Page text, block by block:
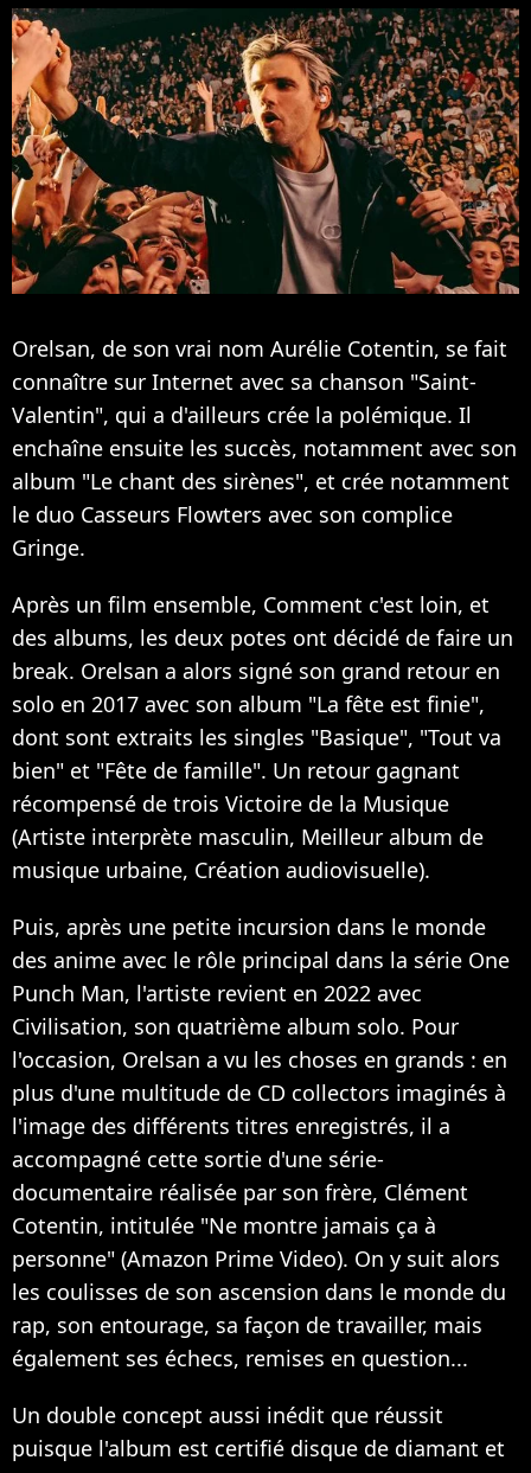
Orelsan, de son vrai nom Aurélie Cotentin, se fait
connaître sur Internet avec sa chanson "Saint-
Valentin", qui a d'ailleurs crée la polémique. Il
enchaîne ensuite les succès, notamment avec son
album "Le chant des sirènes", et crée notamment
le duo Casseurs Flowters avec son complice
Gringe.
Après un film ensemble, Comment c'est loin, et
des albums, les deux potes ont décidé de faire un
break. Orelsan a alors signé son grand retour en
solo en 2017 avec son album "La fête est finie",
dont sont extraits les singles "Basique", "Tout va
bien" et "Fête de famille". Un retour gagnant
récompensé de trois Victoire de la Musique
(Artiste interprète masculin, Meilleur album de
musique urbaine, Création audiovisuelle).
Puis, après une petite incursion dans le monde
des anime avec le rôle principal dans la série One
Punch Man, l'artiste revient en 2022 avec
Civilisation, son quatrième album solo. Pour
l'occasion, Orelsan a vu les choses en grands : en
plus d'une multitude de CD collectors imaginés à
l'image des différents titres enregistrés, il a
accompagné cette sortie d'une série-
documentaire réalisée par son frère, Clément
Cotentin, intitulée "Ne montre jamais ça à
personne" (Amazon Prime Video). On y suit alors
les coulisses de son ascension dans le monde du
rap, son entourage, sa façon de travailler, mais
également ses échecs, remises en question...
Un double concept aussi inédit que réussit
puisque l'album est certifié disque de diamant et